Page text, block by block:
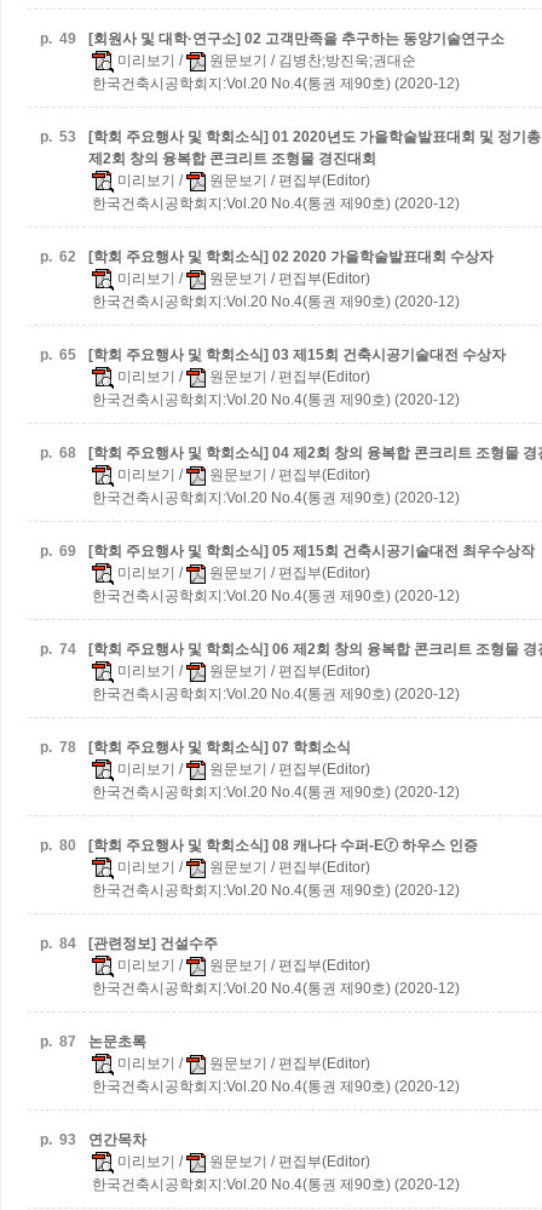
p. 49
[회원사 및 대학·연구소] 02 고객만족을 추구하는 동양기술연구소
미리보기 / 원문보기 / 김병찬;방진욱;권대순
한국건축시공학회지:Vol.20 No.4(통권 제90호) (2020-12)
p. 53
[학회 주요행사 및 학회소식] 01 2020년도 가을학술발표대회 및 정기
제2회 창의 융복합 콘크리트 조형물 경진대회
미리보기 / 원문보기 / 편집부(Editor)
한국건축시공학회지:Vol.20 No.4(통권 제90호) (2020-12)
p. 62
[학회 주요행사 및 학회소식] 02 2020 가을학술발표대회 수상자
미리보기 / 원문보기 / 편집부(Editor)
한국건축시공학회지:Vol.20 No.4(통권 제90호) (2020-12)
p. 65
[학회 주요행사 및 학회소식] 03 제15회 건축시공기술대전 수상자
미리보기 / 원문보기 / 편집부(Editor)
한국건축시공학회지:Vol.20 No.4(통권 제90호) (2020-12)
p. 68
[학회 주요행사 및 학회소식] 04 제2회 창의 융복합 콘크리트 조형물 경
미리보기 / 원문보기 / 편집부(Editor)
한국건축시공학회지:Vol.20 No.4(통권 제90호) (2020-12)
p. 69
[학회 주요행사 및 학회소식] 05 제15회 건축시공기술대전 최우수상작
미리보기 / 원문보기 / 편집부(Editor)
한국건축시공학회지:Vol.20 No.4(통권 제90호) (2020-12)
p. 74
[학회 주요행사 및 학회소식] 06 제2회 창의 융복합 콘크리트 조형물 경
미리보기 / 원문보기 / 편집부(Editor)
한국건축시공학회지:Vol.20 No.4(통권 제90호) (2020-12)
p. 78
[학회 주요행사 및 학회소식] 07 학회소식
미리보기 / 원문보기 / 편집부(Editor)
한국건축시공학회지:Vol.20 No.4(통권 제90호) (2020-12)
p. 80
[학회 주요행사 및 학회소식] 08 캐나다 수퍼-Eⓡ 하우스 인증
미리보기 / 원문보기 / 편집부(Editor)
한국건축시공학회지:Vol.20 No.4(통권 제90호) (2020-12)
p. 84
[관련정보] 건설수주
미리보기 / 원문보기 / 편집부(Editor)
한국건축시공학회지:Vol.20 No.4(통권 제90호) (2020-12)
p. 87
논문초록
미리보기 / 원문보기 / 편집부(Editor)
한국건축시공학회지:Vol.20 No.4(통권 제90호) (2020-12)
p. 93
연간목차
미리보기 / 원문보기 / 편집부(Editor)
한국건축시공학회지:Vol.20 No.4(통권 제90호) (2020-12)